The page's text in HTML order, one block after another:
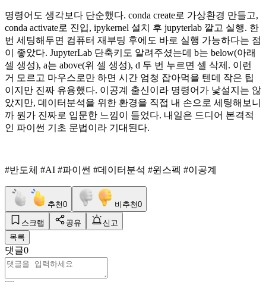
명령어도 생각보다 단순했다. conda create로 가상환경 만들고,
conda activate로 진입, ipykernel 설치 후 jupyterlab 깔고 실행. 한
번 세팅해두면 컴퓨터 재부팅 후에도 바로 실행 가능하다는 점
이 좋았다. JupyterLab 단축키도 알려주셨는데 b는 below(아래
셀 생성), a는 above(위 셀 생성), d 두 번 누르면 셀 삭제. 이런
거 모르고 마우스로만 하면 시간 엄청 잡아먹을 텐데 작은 팁
이지만 진짜 유용했다. 이공계 출신이라 명령어가 낯설지는 않
았지만, 데이터분석을 위한 환경을 직접 내 손으로 세팅해보니
까 뭔가 진짜로 입문한 느낌이 들었다. 내일은 드디어 본격적
인 파이썬 기초 문법이라 기대된다.
#반도체 #AI #파이썬 #데이터분석 #윈스펙 #이공계
추천0 비추천0
스크랩 공유
신고
목록
댓글0